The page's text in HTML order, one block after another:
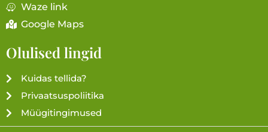
Waze link
Google Maps
Olulised lingid
Kuidas tellida?
Privaatsuspoliitika
Müügitingimused